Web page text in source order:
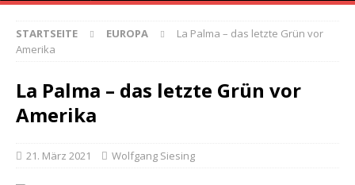
STARTSEITE EUROPA
La Palma – das letzte Grün vor
Amerika
La Palma – das letzte Grün vor
Amerika
21. März 2021 Wolfgang Siesing